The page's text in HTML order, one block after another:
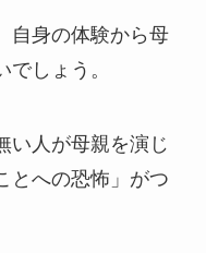
自身の体験から母
しょう。
い人が母親を演じ
とへの恐怖」がつ